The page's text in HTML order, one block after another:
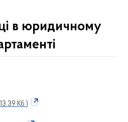
в юридичному
Кб )